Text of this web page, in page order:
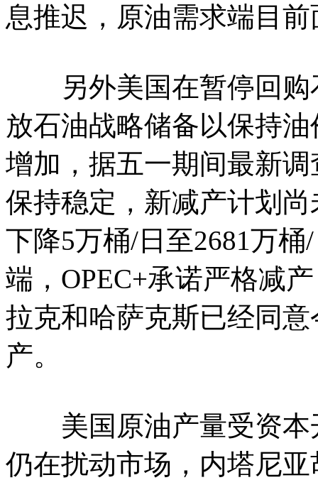
息推迟，原油需求端目
另外美国在暂停回购
放石油战略储备以保持
增加，据五一期间最新
保持稳定，新减产计划
下降5万桶/日至2681万
端，OPEC+承诺严格减
拉克和哈萨克斯已经同
产。
美国原油产量受资本
仍在扰动市场，内塔尼